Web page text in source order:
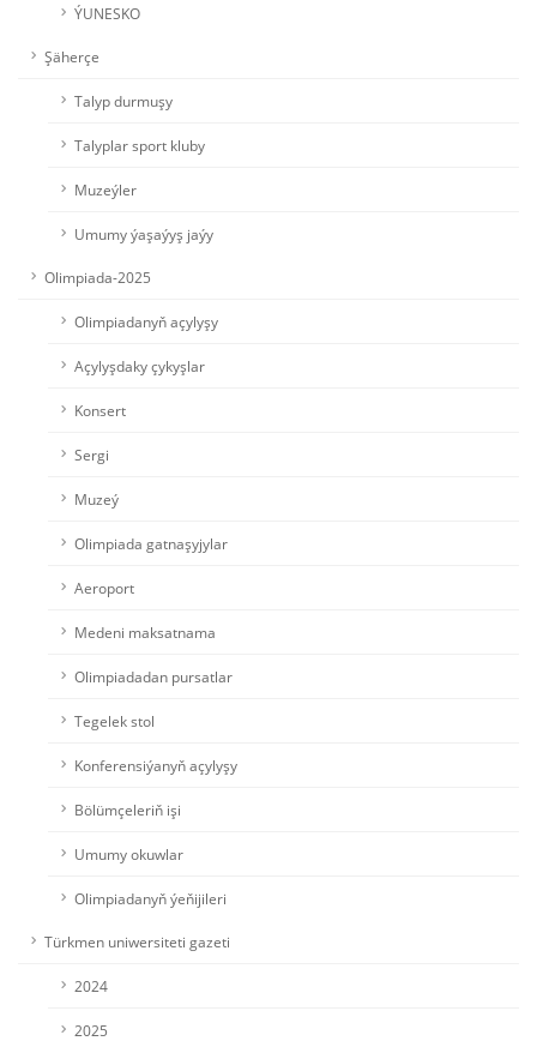
ÝUNESKO
Şäherçe
Talyp durmuşy
Talyplar sport kluby
Muzeýler
Umumy ýaşaýyş jaýy
Olimpiada-2025
Olimpiadanyň açylyşy
Açylyşdaky çykyşlar
Konsert
Sergi
Muzeý
Olimpiada gatnaşyjylar
Aeroport
Medeni maksatnama
Olimpiadadan pursatlar
Tegelek stol
Konferensiýanyň açylyşy
Bölümçeleriň işi
Umumy okuwlar
Olimpiadanyň ýeňijileri
Türkmen uniwersiteti gazeti
2024
2025